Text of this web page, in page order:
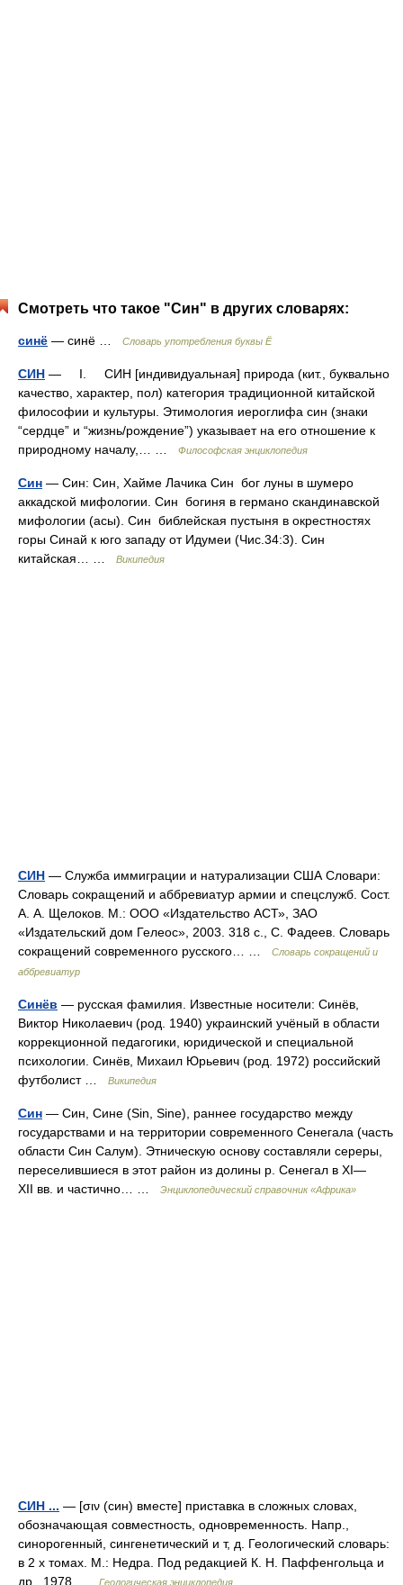
Смотреть что такое "Син" в других словарях:
синё — синё … Словарь употребления буквы Ё
СИН — I. СИН [индивидуальная] природа (кит., буквально
качество, характер, пол) категория традиционной китайской
философии и культуры. Этимология иероглифа син (знаки
“сердце” и “жизнь/рождение”) указывает на его отношение к
природному началу,… …
Философская энциклопедия
Син — Син: Син, Хайме Лачика Син бог луны в шумеро
аккадской мифологии. Син богиня в германо скандинавской
мифологии (асы). Син библейская пустыня в окрестностях
горы Синай к юго западу от Идумеи (Чис.34:3). Син
китайская… …
Википедия
СИН — Служба иммиграции и натурализации США Словари:
Словарь сокращений и аббревиатур армии и спецслужб. Сост.
А. А. Щелоков. М.: ООО «Издательство АСТ», ЗАО
«Издательский дом Гелеос», 2003. 318 с., С. Фадеев. Словарь
сокращений современного русского… …
Словарь сокращений и
аббревиатур
Синёв — русская фамилия. Известные носители: Синёв,
Виктор Николаевич (род. 1940) украинский учёный в области
коррекционной педагогики, юридической и специальной
психологии. Синёв, Михаил Юрьевич (род. 1972) российский
футболист …
Википедия
Син — Син, Сине (Sin, Sine), раннее государство между
государствами и на территории современного Сенегала (часть
области Син Салум). Этническую основу составляли сереры,
переселившиеся в этот район из долины р. Сенегал в XI—
XII вв. и частично… …
Энциклопедический справочник «Африка»
СИН ... — [σιν (син) вместе] приставка в сложных словах,
обозначающая совместность, одновременность. Напр.,
синорогенный, сингенетический и т, д. Геологический словарь:
в 2 х томах. М.: Недра. Под редакцией К. Н. Паффенгольца и
др.. 1978 …
Геологическая энциклопедия